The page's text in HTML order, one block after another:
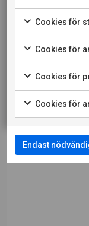
LÄS
Cookies för
Cookies för
Cookies för
Cookies för
Endast
När jag
jag också